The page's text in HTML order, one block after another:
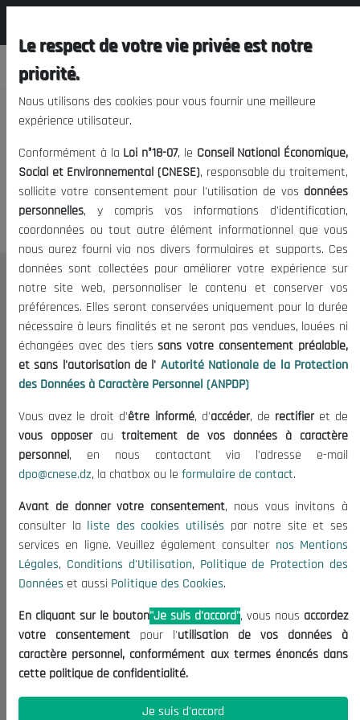
Nous vous prions de nous
excuser, mais l'accès à ce
contenu est restreint.
Le CNESE
A Propos
Le président
Organisation
Publications
Informations utiles
Appels d'offres et Consultations
Mentions Légales
Conditions d'Utilisation
Politique de Protection des Données
Politique des Cookies
Nous Contacter
(+213) 021 98 01 00|01|02
contact@cnese.dz
Suggestions ou Initiatives ?
Newsletter
dernières nouvelles.
Le respect de votre vie privée est notre
priorité.
Nous utilisons des cookies pour vous fournir une meilleure
expérience utilisateur.
Conformément à la Loi n°18-07, le Conseil National Économique,
Social et Environnemental (CNESE), responsable du traitement,
sollicite votre consentement pour l'utilisation de vos données
personnelles, y compris vos informations d'identification,
coordonnées ou tout autre élément informationnel que vous
nous aurez fourni via nos divers formulaires et supports. Ces
données sont collectées pour améliorer votre expérience sur
notre site web, personnaliser le contenu et conserver vos
préférences. Elles seront conservées uniquement pour la durée
nécessaire à leurs finalités et ne seront pas vendues, louées ni
échangées avec des tierssans votre consentement préalable,
et sans l'autorisation de l' Autorité Nationale de la Protection
des Données à Caractère Personnel (ANPDP)
Vous avez le droit d'être informé, d'accéder, de rectifieret de
vous opposerautraitement de vos données à caractère
personnel, en nous contactant via l'adresse e-mail
dpo@cnese.dz, la chatbox ou le formulaire de contact.
Avant de donner votre consentement, nous vous invitons à
consulter la liste des cookies utilisés par notre site et ses
services en ligne. Veuillez également consulter nos Mentions
Légales, Conditions d'Utilisation, Politique de Protection des
Données et aussi Politique des Cookies.
En cliquant sur le bouton"Je suis d'accord", vous nous accordez
votre consentement pour l'utilisation de vos données à
caractère personnel, conformément aux termes énoncés dans
cette politique de confidentialité.
Je suis d'accord